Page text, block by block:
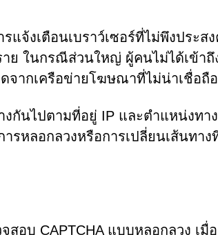
แจ้งเตือนเบราว์เซอร์ที่ไม่พึงประส
าย ในกรณีส่วนใหญ่ ผู้คนไม่ได้เข้าถึ
จากเครือข่ายโฆษณาที่ไม่น่าเชื่อถือ
กันไปตามที่อยู่ IP และตำแหน่งทาง
หลอกลวงหรือการเปลี่ยนเส้นทาง
อบ CAPTCHA แบบหลอกลวง เมื่อ